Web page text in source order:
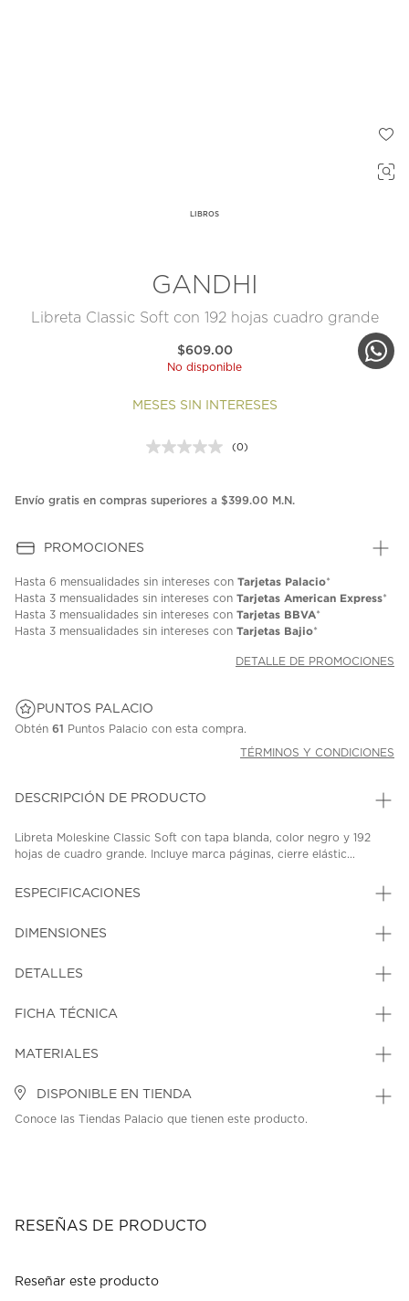
LIBROS
GANDHI
Libreta Classic Soft con 192 hojas cuadro grande
$609.00
No disponible
MESES SIN INTERESES
Sin
en
(0)
Envío gratis en compras superiores a $399.00 M.N.
PROMOCIONES
Hasta 6 mensualidades sin intereses con Tarjetas Palacio*
Hasta 3 mensualidades sin intereses con Tarjetas American Express*
Hasta 3 mensualidades sin intereses con Tarjetas BBVA*
Hasta 3 mensualidades sin intereses con Tarjetas Bajio*
DETALLE DE PROMOCIONES
PUNTOS PALACIO
Obtén 61 Puntos Palacio con esta compra.
TÉRMINOS Y CONDICIONES
DESCRIPCIÓN DE PRODUCTO
Libreta Moleskine Classic Soft con tapa blanda, color negro y 192
hojas de cuadro grande. Incluye marca páginas, cierre elástic...
ESPECIFICACIONES
DIMENSIONES
DETALLES
FICHA TÉCNICA
MATERIALES
DISPONIBLE EN TIENDA
Conoce las Tiendas Palacio que tienen este producto.
RESEÑAS DE PRODUCTO
Reseñar este producto